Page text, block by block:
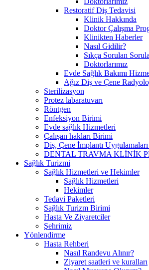
Restoratif Diş Tedavisi
Klinik Hakkında
Doktor Çalışma
Klinikten Haberler
Nasıl Gidilir?
Sıkça Sorulan
Doktorlarımız
Evde Sağlık Bakımı
Ağız Diş ve Çene
Sterilizasyon
Protez labaratuvarı
Röntgen
Enfeksiyon Birimi
Evde sağlık Hizmetleri
Çalışan hakları Birimi
Diş, Çene İmplantı
DENTAL TRAVMA KLİNİK
Sağlık Turizmi
Sağlık Hizmetleri ve Hekimler
Sağlık Hizmetleri
Hekimler
Tedavi Paketleri
Sağlık Turizm Birimi
Hasta Ve Ziyaretciler
Şehrimiz
Yönlendirme
Hasta Rehberi
Nasıl Randevu Alınır?
Ziyaret saatleri ve kuralları